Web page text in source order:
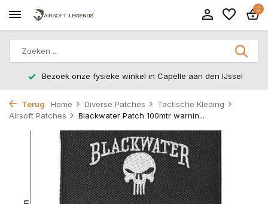
0
Capelle aan den IJssel 14 dagen retourtermijn –
Terug Home Diverse Patches
Tactische Kleding
Airsoft Patches
Blackwater Patch 100mtr warnin...